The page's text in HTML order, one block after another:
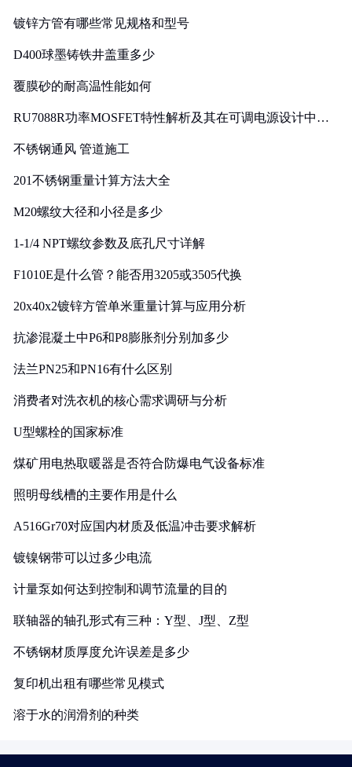
镀锌方管有哪些常见规格和型号
D400球墨铸铁井盖重多少
覆膜砂的耐高温性能如何
RU7088R功率MOSFET特性解析及其在可调电源设计中的
不锈钢通风 管道施工
201不锈钢重量计算方法大全
M20螺纹大径和小径是多少
1-1/4 NPT螺纹参数及底孔尺寸详解
F1010E是什么管？能否用3205或3505代换
20x40x2镀锌方管单米重量计算与应用分析
抗渗混凝土中P6和P8膨胀剂分别加多少
法兰PN25和PN16有什么区别
消费者对洗衣机的核心需求调研与分析
U型螺栓的国家标准
煤矿用电热取暖器是否符合防爆电气设备标准
照明母线槽的主要作用是什么
A516Gr70对应国内材质及低温冲击要求解析
镀镍钢带可以过多少电流
计量泵如何达到控制和调节流量的目的
联轴器的轴孔形式有三种：Y型、J型、Z型
不锈钢材质厚度允许误差是多少
复印机出租有哪些常见模式
溶于水的润滑剂的种类